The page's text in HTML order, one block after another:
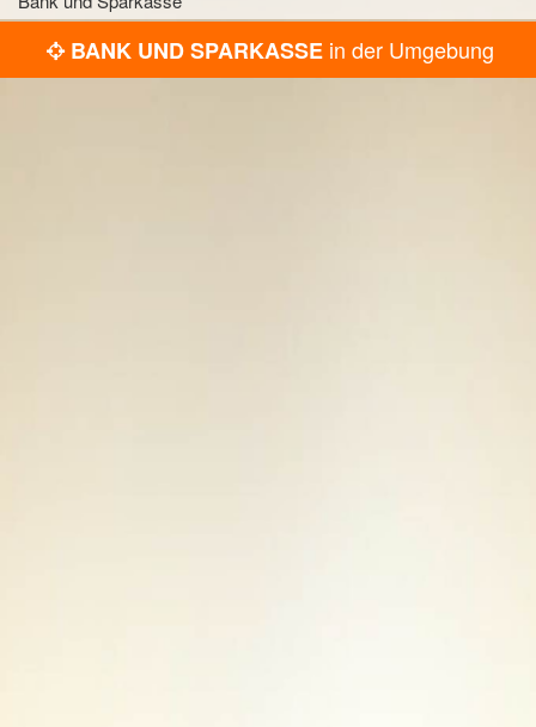
BANK UND SPARKASSE in der Umgebung